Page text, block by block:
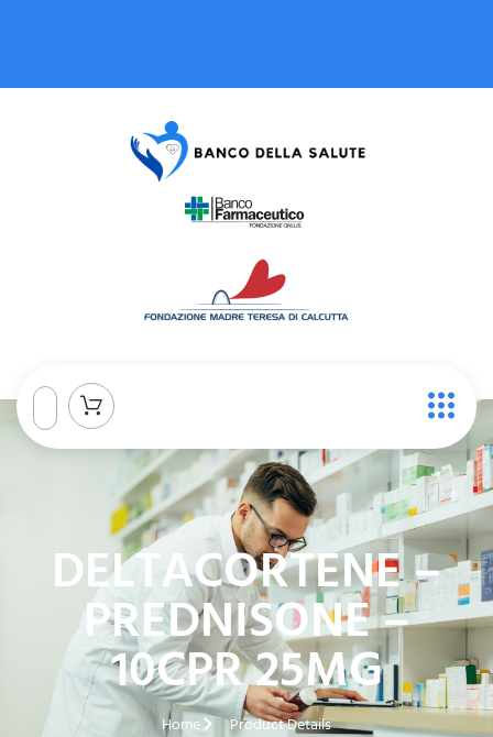
DELTACORTENE –
PREDNISONE –
10CPR 25MG
Home Product Details